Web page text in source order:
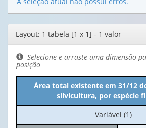
Editor
de
layout
Layout: 1 tabela [1 x 1] - 1 valor
Selecione e arraste uma dimensão
posição
Área total existente em 31/12
silvicultura, por espécie
No
cabeçalho:
Variável (1)